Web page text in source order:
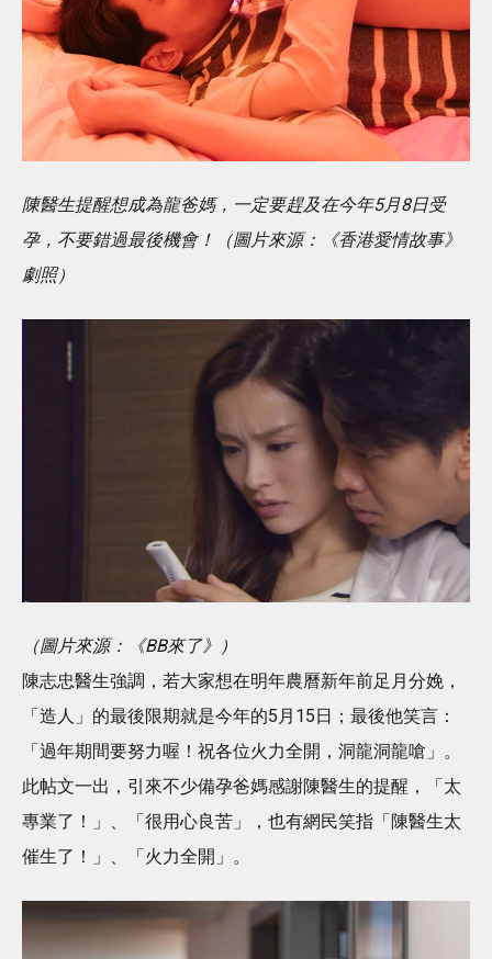
陳醫生提醒想成為龍爸媽，一定要趕及在今年5月8日受
孕，不要錯過最後機會！（圖片來源：《香港愛情故事》
劇照）
（圖片來源：《BB來了》）
陳志忠醫生強調，若大家想在明年農曆新年前足月分娩，
「造人」的最後限期就是今年的5月15日；最後他笑言：
「過年期間要努力喔！祝各位火力全開，洞龍洞龍嗆」。
此帖文一出，引來不少備孕爸媽感謝陳醫生的提醒，「太
專業了！」、「很用心良苦」，也有網民笑指「陳醫生太
催生了！」、「火力全開」。